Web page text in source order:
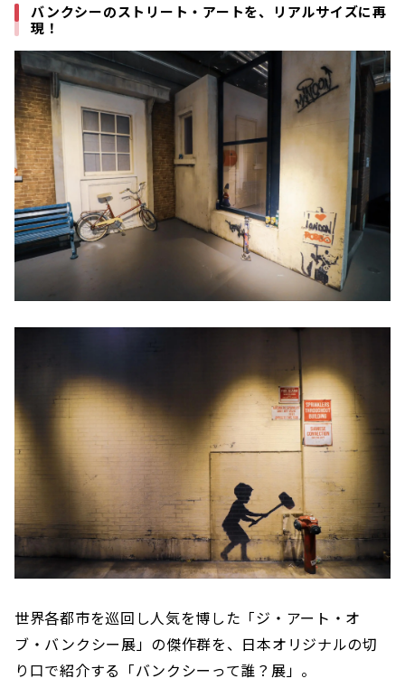
バンクシーのストリート・アートを、リアルサイズに再
現！
世界各都市を巡回し人気を博した「ジ・アート・オ
ブ・バンクシー展」の傑作群を、日本オリジナルの切
り口で紹介する「バンクシーって誰？展」。